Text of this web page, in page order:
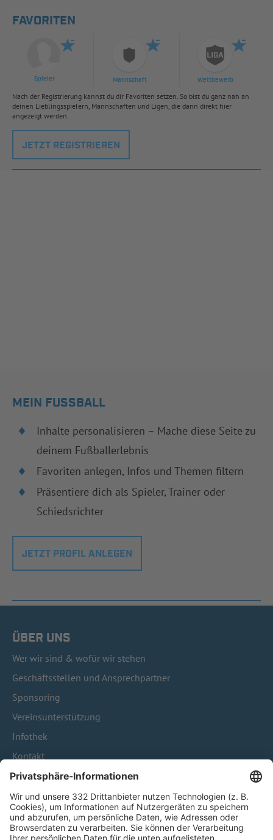
FAVORITEN
Spieler Mannschaft Wettbewerb
Nach der Registrierung kannst du dir Favoriten setzen. So bist du ganz nah an
deinen Lieblingsspielern, Mannschaften und Ligen, die dann direkt hier
angezeigt werden.
JETZT REGISTRIEREN
MEIN FUSSBALL
Inhalte personalisieren – Mache diese Seite zu
deinem Fußballerlebnis
Favoriten anlegen, Infos und Themen filtern
Präsentiere dich als Spieler, Trainer oder
Schiedsrichter
JETZT PROFIL ANLEGEN
ÜBER UNS
Wer wir sind & wofür wir stehen
Geschäftsstellen und Ansprechpartner
Sponsoring
Vereinsunterstützung
Infothek
Kontakt
HÄUFIG BESUCHTE SEITEN
Pässe und Vereinswechsel
Trainerausbildung